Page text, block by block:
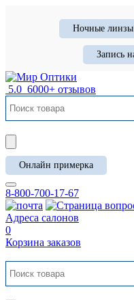
Ночные линзы
Запись
5.0 6000+ отзывов
Онлайн примерка
8-800-700-17-67
Адреса салонов
0
Корзина заказов